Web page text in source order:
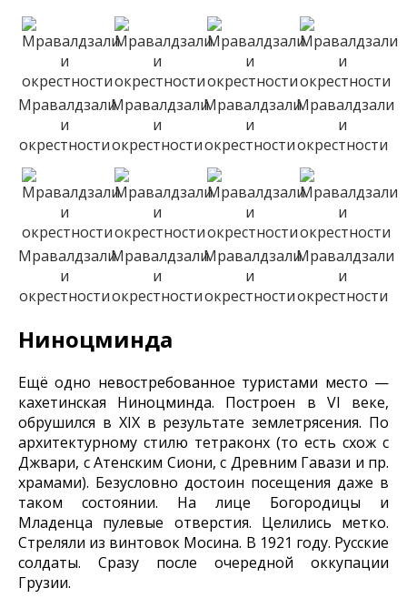
Мравалдзали
и
окрестности
Мравалдзали
и
окрестности
Мравалдзали
и
окрестности
Мравалдзали
и
окрестности
Мравалдзали
и
окрестности
Мравалдзали
и
окрестности
Мравалдзали
и
окрестности
Мравалдзали
и
окрестности
Ниноцминда
Ещё одно невостребованное туристами место —
кахетинская Ниноцминда. Построен в VI веке,
обрушился в XIX в результате землетрясения. По
архитектурному стилю тетраконх (то есть схож с
Джвари, с Атенским Сиони, с Древним Гавази и пр.
храмами). Безусловно достоин посещения даже в
таком состоянии. На лице Богородицы и
Младенца пулевые отверстия. Целились метко.
Стреляли из винтовок Мосина. В 1921 году. Русские
солдаты. Сразу после очередной оккупации
Грузии.